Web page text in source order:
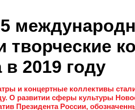
творческие
в 2019 году
и концертные коллективы
О развитии сферы культуры
Президента России,